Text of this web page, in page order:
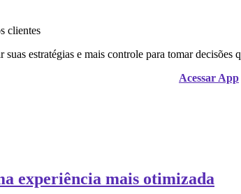
clientes
estratégias e mais controle para tomar decisões
Acessar App
experiência mais otimizada